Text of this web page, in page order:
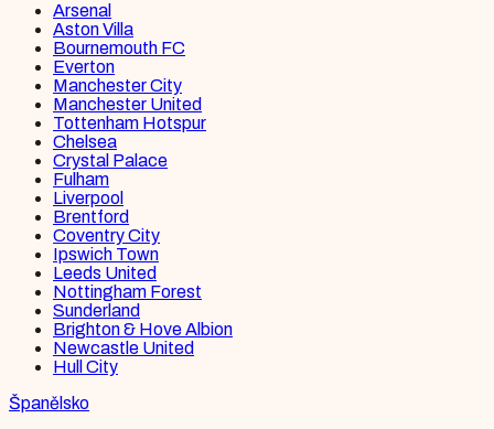
Arsenal
Aston Villa
Bournemouth FC
Everton
Manchester City
Manchester United
Tottenham Hotspur
Chelsea
Crystal Palace
Fulham
Liverpool
Brentford
Coventry City
Ipswich Town
Leeds United
Nottingham Forest
Sunderland
Brighton & Hove Albion
Newcastle United
Hull City
Španělsko